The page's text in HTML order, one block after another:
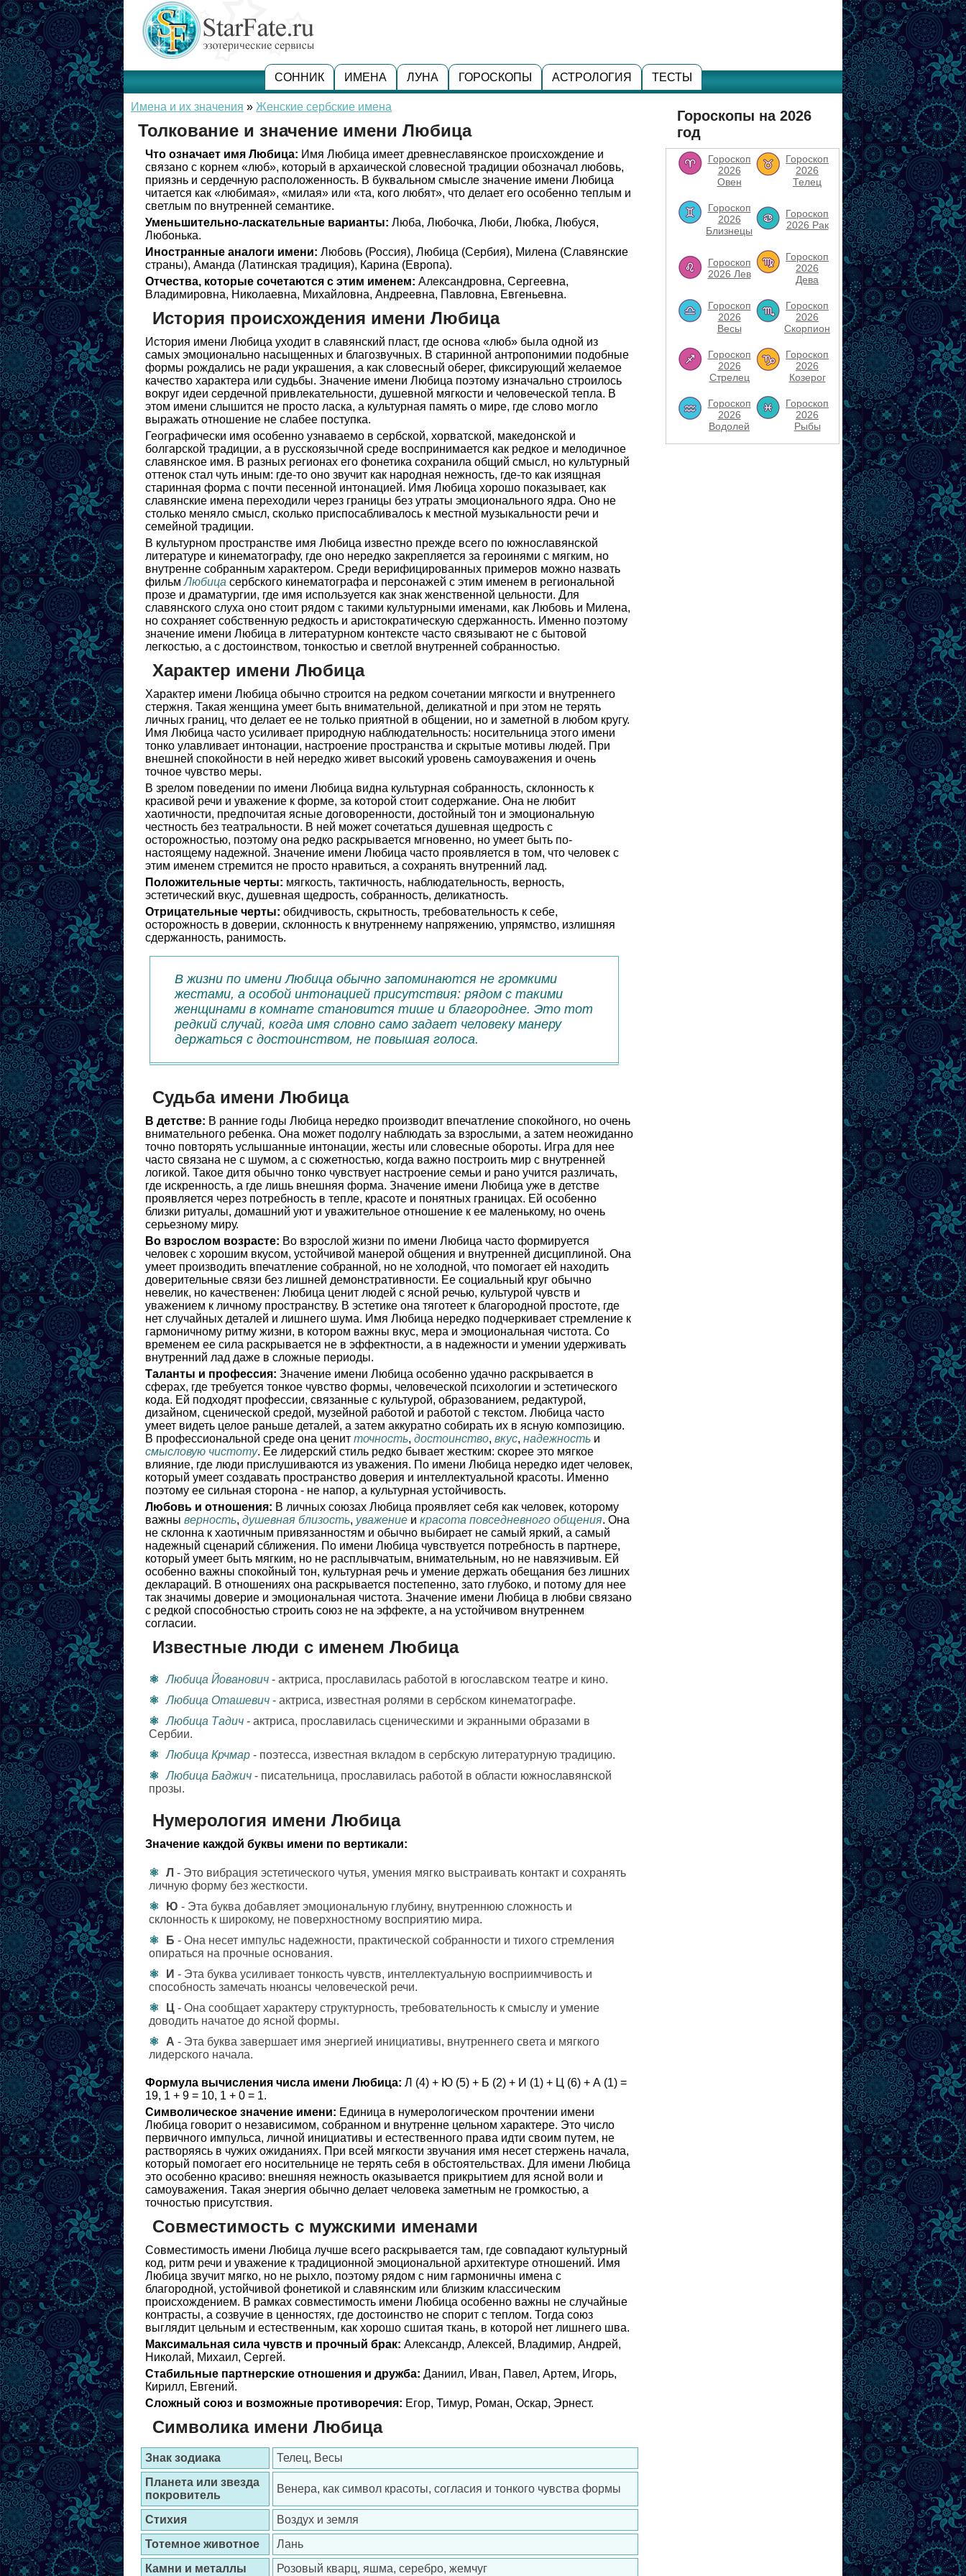
СОННИК ИМЕНА ЛУНА ГОРОСКОПЫ АСТРОЛОГИЯ ТЕСТЫ
Имена и их значения » Женские сербские имена
Толкование и значение имени Любица
Что означает имя Любица: Имя Любица имеет древнеславянское происхождение и
связано с корнем «люб», который в архаической словесной традиции обозначал любовь,
приязнь и сердечную расположенность. В буквальном смысле значение имени Любица
читается как «любимая», «милая» или «та, кого любят», что делает его особенно теплым и
светлым по внутренней семантике.
Уменьшительно-ласкательные варианты: Люба, Любочка, Люби, Любка, Любуся,
Любонька.
Иностранные аналоги имени: Любовь (Россия), Любица (Сербия), Милена (Славянские
страны), Аманда (Латинская традиция), Карина (Европа).
Отчества, которые сочетаются с этим именем: Александровна, Сергеевна,
Владимировна, Николаевна, Михайловна, Андреевна, Павловна, Евгеньевна.
История происхождения имени Любица
История имени Любица уходит в славянский пласт, где основа «люб» была одной из
самых эмоционально насыщенных и благозвучных. В старинной антропонимии подобные
формы рождались не ради украшения, а как словесный оберег, фиксирующий желаемое
качество характера или судьбы. Значение имени Любица поэтому изначально строилось
вокруг идеи сердечной привлекательности, душевной мягкости и человеческой тепла. В
этом имени слышится не просто ласка, а культурная память о мире, где слово могло
выражать отношение не слабее поступка.
Географически имя особенно узнаваемо в сербской, хорватской, македонской и
болгарской традиции, а в русскоязычной среде воспринимается как редкое и мелодичное
славянское имя. В разных регионах его фонетика сохранила общий смысл, но культурный
оттенок стал чуть иным: где-то оно звучит как народная нежность, где-то как изящная
старинная форма с почти песенной интонацией. Имя Любица хорошо показывает, как
славянские имена переходили через границы без утраты эмоционального ядра. Оно не
столько меняло смысл, сколько приспосабливалось к местной музыкальности речи и
семейной традиции.
В культурном пространстве имя Любица известно прежде всего по южнославянской
литературе и кинематографу, где оно нередко закрепляется за героинями с мягким, но
внутренне собранным характером. Среди верифицированных примеров можно назвать
фильмЛюбица сербского кинематографа и персонажей с этим именем в региональной
прозе и драматургии, где имя используется как знак женственной цельности. Для
славянского слуха оно стоит рядом с такими культурными именами, как Любовь и Милена,
но сохраняет собственную редкость и аристократическую сдержанность. Именно поэтому
значение имени Любица в литературном контексте часто связывают не с бытовой
легкостью, а с достоинством, тонкостью и светлой внутренней собранностью.
Характер имени Любица
Характер имени Любица обычно строится на редком сочетании мягкости и внутреннего
стержня. Такая женщина умеет быть внимательной, деликатной и при этом не терять
личных границ, что делает ее не только приятной в общении, но и заметной в любом кругу.
Имя Любица часто усиливает природную наблюдательность: носительница этого имени
тонко улавливает интонации, настроение пространства и скрытые мотивы людей. При
внешней спокойности в ней нередко живет высокий уровень самоуважения и очень
точное чувство меры.
В зрелом поведении по имени Любица видна культурная собранность, склонность к
красивой речи и уважение к форме, за которой стоит содержание. Она не любит
хаотичности, предпочитая ясные договоренности, достойный тон и эмоциональную
честность без театральности. В ней может сочетаться душевная щедрость с
осторожностью, поэтому она редко раскрывается мгновенно, но умеет быть по-
настоящему надежной. Значение имени Любица часто проявляется в том, что человек с
этим именем стремится не просто нравиться, а сохранять внутренний лад.
Положительные черты: мягкость, тактичность, наблюдательность, верность,
эстетический вкус, душевная щедрость, собранность, деликатность.
Отрицательные черты: обидчивость, скрытность, требовательность к себе,
осторожность в доверии, склонность к внутреннему напряжению, упрямство, излишняя
сдержанность, ранимость.
В жизни по имени Любица обычно запоминаются не громкими
жестами, а особой интонацией присутствия: рядом с такими
женщинами в комнате становится тише и благороднее. Это тот
редкий случай, когда имя словно само задает человеку манеру
держаться с достоинством, не повышая голоса.
Судьба имени Любица
В детстве: В ранние годы Любица нередко производит впечатление спокойного, но очень
внимательного ребенка. Она может подолгу наблюдать за взрослыми, а затем неожиданно
точно повторять услышанные интонации, жесты или словесные обороты. Игра для нее
часто связана не с шумом, а с сюжетностью, когда важно построить мир с внутренней
логикой. Такое дитя обычно тонко чувствует настроение семьи и рано учится различать,
где искренность, а где лишь внешняя форма. Значение имени Любица уже в детстве
проявляется через потребность в тепле, красоте и понятных границах. Ей особенно
близки ритуалы, домашний уют и уважительное отношение к ее маленькому, но очень
серьезному миру.
Во взрослом возрасте: Во взрослой жизни по имени Любица часто формируется
человек с хорошим вкусом, устойчивой манерой общения и внутренней дисциплиной. Она
умеет производить впечатление собранной, но не холодной, что помогает ей находить
доверительные связи без лишней демонстративности. Ее социальный круг обычно
невелик, но качественен: Любица ценит людей с ясной речью, культурой чувств и
уважением к личному пространству. В эстетике она тяготеет к благородной простоте, где
нет случайных деталей и лишнего шума. Имя Любица нередко подчеркивает стремление к
гармоничному ритму жизни, в котором важны вкус, мера и эмоциональная чистота. Со
временем ее сила раскрывается не в эффектности, а в надежности и умении удерживать
внутренний лад даже в сложные периоды.
Таланты и профессия: Значение имени Любица особенно удачно раскрывается в
сферах, где требуется тонкое чувство формы, человеческой психологии и эстетического
кода. Ей подходят профессии, связанные с культурой, образованием, редактурой,
дизайном, сценической средой, музейной работой и работой с текстом. Любица часто
умеет видеть целое раньше деталей, а затем аккуратно собирать их в ясную композицию.
В профессиональной среде она ценит точность, достоинство, вкус, надежность и
смысловую чистоту. Ее лидерский стиль редко бывает жестким: скорее это мягкое
влияние, где люди прислушиваются из уважения. По имени Любица нередко идет человек,
который умеет создавать пространство доверия и интеллектуальной красоты. Именно
поэтому ее сильная сторона - не напор, а культурная устойчивость.
Любовь и отношения: В личных союзах Любица проявляет себя как человек, которому
важны верность, душевная близость, уважение и красота повседневного общения. Она
не склонна к хаотичным привязанностям и обычно выбирает не самый яркий, а самый
надежный сценарий сближения. По имени Любица чувствуется потребность в партнере,
который умеет быть мягким, но не расплывчатым, внимательным, но не навязчивым. Ей
особенно важны спокойный тон, культурная речь и умение держать обещания без лишних
деклараций. В отношениях она раскрывается постепенно, зато глубоко, и потому для нее
так значимы доверие и эмоциональная чистота. Значение имени Любица в любви связано
с редкой способностью строить союз не на эффекте, а на устойчивом внутреннем
согласии.
Известные люди с именем Любица
Любица Йованович - актриса, прославилась работой в югославском театре и кино.
Любица Оташевич - актриса, известная ролями в сербском кинематографе.
Любица Тадич - актриса, прославилась сценическими и экранными образами в
Сербии.
Любица Крчмар - поэтесса, известная вкладом в сербскую литературную традицию.
Любица Баджич - писательница, прославилась работой в области южнославянской
прозы.
Нумерология имени Любица
Значение каждой буквы имени по вертикали:
Л - Это вибрация эстетического чутья, умения мягко выстраивать контакт и сохранять
личную форму без жесткости.
Ю - Эта буква добавляет эмоциональную глубину, внутреннюю сложность и
склонность к широкому, не поверхностному восприятию мира.
Б - Она несет импульс надежности, практической собранности и тихого стремления
опираться на прочные основания.
И - Эта буква усиливает тонкость чувств, интеллектуальную восприимчивость и
способность замечать нюансы человеческой речи.
Ц - Она сообщает характеру структурность, требовательность к смыслу и умение
доводить начатое до ясной формы.
А - Эта буква завершает имя энергией инициативы, внутреннего света и мягкого
лидерского начала.
Формула вычисления числа имени Любица: Л (4) + Ю (5) + Б (2) + И (1) + Ц (6) + А (1) =
19, 1 + 9 = 10, 1 + 0 = 1.
Символическое значение имени: Единица в нумерологическом прочтении имени
Любица говорит о независимом, собранном и внутренне цельном характере. Это число
первичного импульса, личной инициативы и естественного права идти своим путем, не
растворяясь в чужих ожиданиях. При всей мягкости звучания имя несет стержень начала,
который помогает его носительнице не терять себя в обстоятельствах. Для имени Любица
это особенно красиво: внешняя нежность оказывается прикрытием для ясной воли и
самоуважения. Такая энергия обычно делает человека заметным не громкостью, а
точностью присутствия.
Совместимость с мужскими именами
Совместимость имени Любица лучше всего раскрывается там, где совпадают культурный
код, ритм речи и уважение к традиционной эмоциональной архитектуре отношений. Имя
Любица звучит мягко, но не рыхло, поэтому рядом с ним гармоничны имена с
благородной, устойчивой фонетикой и славянским или близким классическим
происхождением. В рамках совместимость имени Любица особенно важны не случайные
контрасты, а созвучие в ценностях, где достоинство не спорит с теплом. Тогда союз
выглядит цельным и естественным, как хорошо сшитая ткань, в которой нет лишнего шва.
Максимальная сила чувств и прочный брак: Александр, Алексей, Владимир, Андрей,
Николай, Михаил, Сергей.
Стабильные партнерские отношения и дружба: Даниил, Иван, Павел, Артем, Игорь,
Кирилл, Евгений.
Сложный союз и возможные противоречия: Егор, Тимур, Роман, Оскар, Эрнест.
Символика имени Любица
Знак зодиака
Телец, Весы
Планета или звезда
покровитель
Венера, как символ красоты, согласия и тонкого чувства формы
Стихия
Воздух и земля
Тотемное животное
Лань
Камни и металлы
Розовый кварц, яшма, серебро, жемчуг
Гороскопы на 2026
год
Гороскоп
2026
Овен
Гороскоп
2026
Телец
Гороскоп
2026
Близнецы
Гороскоп
2026 Рак
Гороскоп
2026 Лев
Гороскоп
2026
Дева
Гороскоп
2026
Весы
Гороскоп
2026
Скорпион
Гороскоп
2026
Стрелец
Гороскоп
2026
Козерог
Гороскоп
2026
Водолей
Гороскоп
2026
Рыбы